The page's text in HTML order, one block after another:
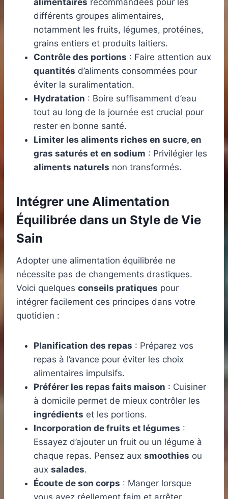
différents groupes alimentaires,
notamment les fruits, légumes, protéines,
grains entiers et produits laitiers.
Contrôle des portions : Faire attention aux
quantités d’aliments consommées pour
éviter la suralimentation.
Hydratation : Boire suffisamment d’eau
tout au long de la journée est crucial pour
rester en bonne santé.
Limiter les aliments riches en sucre, en
gras saturés et en sodium : Privilégier les
aliments naturels non transformés.
Intégrer une Alimentation
Équilibrée dans un Style de Vie
Sain
Adopter une alimentation équilibrée ne
nécessite pas de changements drastiques.
Voici quelques conseils pratiques pour
intégrer facilement ces principes dans votre
quotidien :
Planification des repas : Préparez vos
repas à l’avance pour éviter les choix
alimentaires impulsifs.
Préférer les repas faits maison : Cuisiner
à domicile permet de mieux contrôler les
ingrédients et les portions.
Incorporation de fruits et légumes :
Essayez d’ajouter un fruit ou un légume à
chaque repas. Pensez aux smoothies ou
aux salades.
Écoute de son corps : Manger lorsque
vous avez réellement faim et arrêter